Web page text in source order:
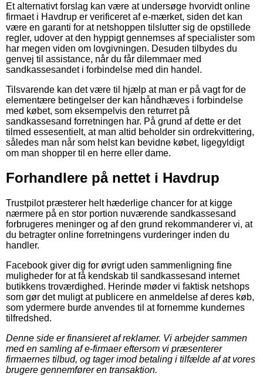
Et alternativt forslag kan være at undersøge hvorvidt online
firmaet i Havdrup er verificeret af e-mærket, siden det kan
være en garanti for at netshoppen tilslutter sig de opstillede
regler, udover at den hyppigt gennemses af specialister som
har megen viden om lovgivningen. Desuden tilbydes du
genvej til assistance, når du får dilemmaer med
sandkassesandet i forbindelse med din handel.
Tilsvarende kan det være til hjælp at man er på vagt for de
elementære betingelser der kan håndhæves i forbindelse
med købet, som eksempelvis den returret på
sandkassesand forretningen har. På grund af dette er det
tilmed essesentielt, at man altid beholder sin ordrekvittering,
således man når som helst kan bevidne købet, ligegyldigt
om man shopper til en herre eller dame.
Forhandlere på nettet i Havdrup
Trustpilot præsterer helt hæderlige chancer for at kigge
nærmere på en stor portion nuværende sandkassesand
forbrugeres meninger og af den grund rekommanderer vi, at
du betragter online forretningens vurderinger inden du
handler.
Facebook giver dig for øvrigt uden sammenligning fine
muligheder for at få kendskab til sandkassesand internet
butikkens troværdighed. Herinde møder vi faktisk netshops
som gør det muligt at publicere en anmeldelse af deres køb,
som ydermere burde anvendes til at fornemme kundernes
tilfredshed.
Denne side er finansieret af reklamer. Vi arbejder sammen
med en samling af e-firmaer eftersom vi præsenterer
firmaernes tilbud, og tager imod betaling i tilfælde af at vores
brugere gennemfører en transaktion.